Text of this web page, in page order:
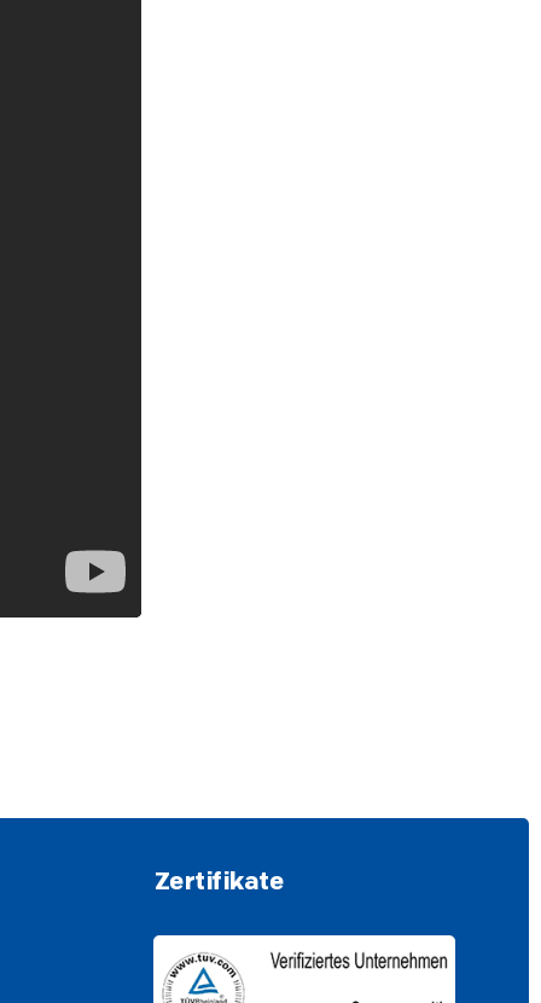
Zertifikate